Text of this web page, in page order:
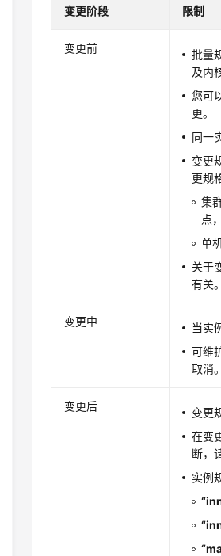
变更阶段 限制
变更前
批量
及内
您可
更。
同一
变更
更规
集
点
单
关于
有关。
变更中
当实
可维
取消。
变更后
变更
在变
断，
实例